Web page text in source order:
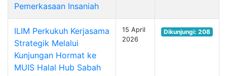
Pemerkasaan Insaniah
ILIM Perkukuh Kerjasama
Strategik Melalui
Kunjungan Hormat ke
MUIS Halal Hub Sabah
15 April
2026
Dikunjungi: 208